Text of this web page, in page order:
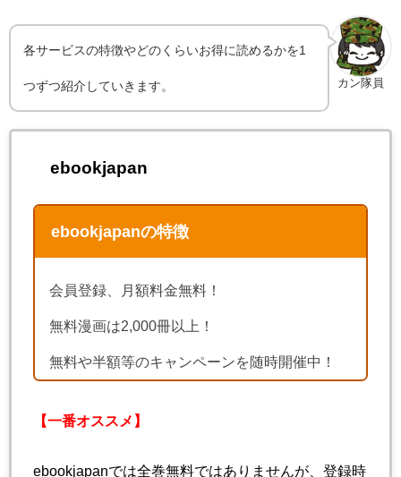
カン隊員
各サービスの特徴やどのくらいお得に読めるかを1
つずつ紹介していきます。
ebookjapan
ebookjapanの特徴
会員登録、月額料金無料！
無料漫画は2,000冊以上！
無料や半額等のキャンペーンを随時開催中！
【一番オススメ】
ebookjapanでは全巻無料ではありませんが、登録時